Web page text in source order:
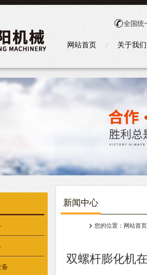
全国统
网站首页 关于我们
新闻中心
您的位置： 网站首页
双螺杆膨化机